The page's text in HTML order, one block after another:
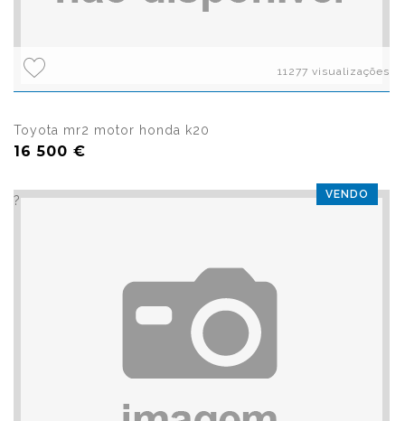
11277 visualizações
Toyota mr2 motor honda k20
16 500 €
VENDO
?>